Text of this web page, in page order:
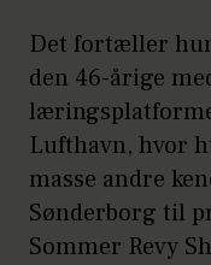
Det fortæller
den 46-årige
Lufthavn, hvor
masse andre
Sønderborg til
Sommer Revy